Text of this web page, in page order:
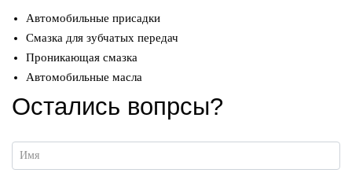
Автомобильные присадки
Смазка для зубчатых передач
Проникающая смазка
Автомобильные масла
Остались вопрсы?
Имя